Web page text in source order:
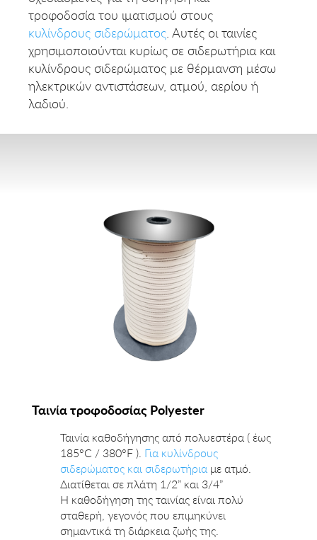
τροφοδοσία του ιματισμού στους
κυλίνδρους σιδερώματος . Αυτές οι ταινίες
χρησιμοποιούνται κυρίως σε σιδερωτήρια και
κυλίνδρους σιδερώματος με θέρμανση μέσω
ηλεκτρικών αντιστάσεων, ατμού, αερίου ή
λαδιού.
Ταινία τροφοδοσίας Polyester
Ταινία καθοδήγησης από πολυεστέρα ( έως
185°C / 380°F ). Για κυλίνδρους
σιδερώματος και σιδερωτήρια με ατμό.
Διατίθεται σε πλάτη 1/2” και 3/4”
Η καθοδήγηση της ταινίας είναι πολύ
σταθερή, γεγονός που επιμηκύνει
σημαντικά τη διάρκεια ζωής της.